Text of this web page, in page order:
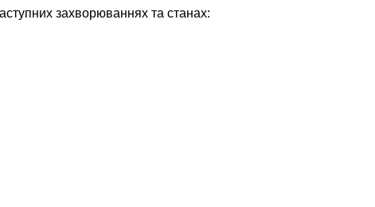
захворюваннях та станах: